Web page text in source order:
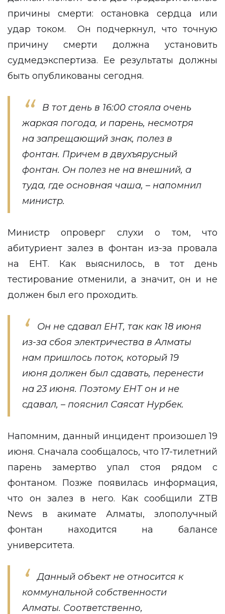
причины смерти: остановка сердца или
удар током. Он подчеркнул, что точную
причину смерти должна установить
судмедэкспертиза. Ее результаты должны
быть опубликованы сегодня.
В тот день в 16:00 стояла очень
жаркая погода, и парень, несмотря
на запрещающий знак, полез в
фонтан. Причем в двухъярусный
фонтан. Он полез не на внешний, а
туда, где основная чаша, – напомнил
министр.
Министр опроверг слухи о том, что
абитуриент залез в фонтан из-за провала
на ЕНТ. Как выяснилось, в тот день
тестирование отменили, а значит, он и не
должен был его проходить.
Он не сдавал ЕНТ, так как 18 июня
из-за сбоя электричества в Алматы
нам пришлось поток, который 19
июня должен был сдавать, перенести
на 23 июня. Поэтому ЕНТ он и не
сдавал, – пояснил Саясат Нурбек.
Напомним, данный инцидент произошел 19
июня. Сначала сообщалось, что 17-тилетний
парень замертво упал стоя рядом с
фонтаном. Позже появилась информация,
что он залез в него. Как сообщили ZTB
News в акимате Алматы, злополучный
фонтан находится на балансе
университета.
Данный объект не относится к
коммунальной собственности
Алматы. Соответственно,